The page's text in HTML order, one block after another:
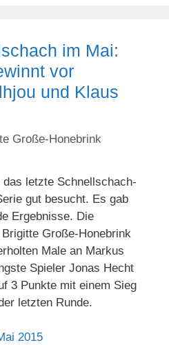
im Mai:
vor
und Klaus
Große-Honebrink
das letzte Schnellschach-
gut besucht. Es gab
Ergebnisse. Die
Große-Honebrink
Male an Markus
Spieler Jonas Hecht
3 Punkte mit einem Sieg
letzten Runde.
2015